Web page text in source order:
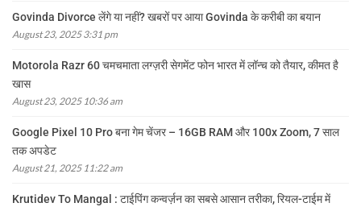
Govinda Divorce लेंगे या नहीं? खबरों पर आया Govinda के करीबी का बयान
August 23, 2025 3:31 pm
Motorola Razr 60 चमचमाता लग्ज़री सेगमेंट फोन भारत में लॉन्च को तैयार, कीमत है
खास
August 23, 2025 10:36 am
Google Pixel 10 Pro बना गेम चेंजर – 16GB RAM और 100x Zoom, 7 साल
तक अपडेट
August 21, 2025 11:22 am
Krutidev To Mangal : टाईपिंग कन्वर्ज़न का सबसे आसान तरीका, रियल-टाईम में